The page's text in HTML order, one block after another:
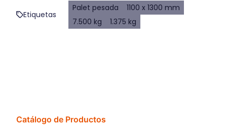
Etiquetas
Palet pesada
1100 x 1300 mm
7.500 kg
1.375 kg
Catálogo de Productos